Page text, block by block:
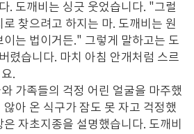
. 도깨비는 싱긋 웃었습니다. "그럴
찾으려고 하지는 마. 도깨비는 원
이는 법이거든." 그렇게 말하고는 도
렸습니다. 마치 아침 안개처럼 스르
.
가족들의 걱정 어린 얼굴을 마주했
아 온 식구가 잠도 못 자고 걱정했
자초지종을 설명했습니다. 도깨비